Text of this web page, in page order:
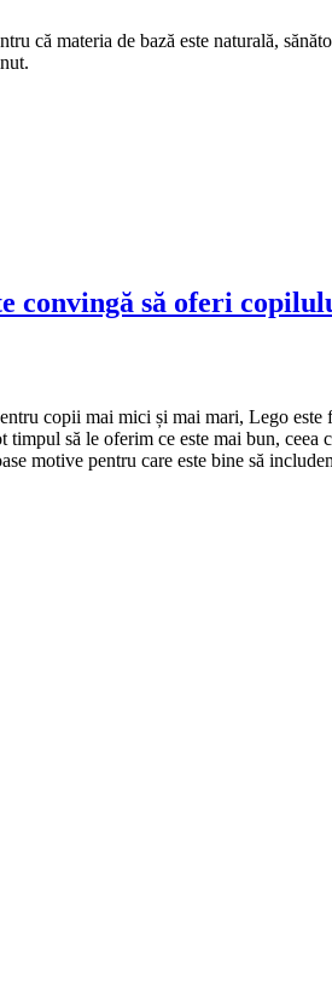
că materia de bază este naturală,
convingă să oferi
copii mai mici și mai mari, Lego
să le oferim ce este mai bun,
motive pentru care este bine să